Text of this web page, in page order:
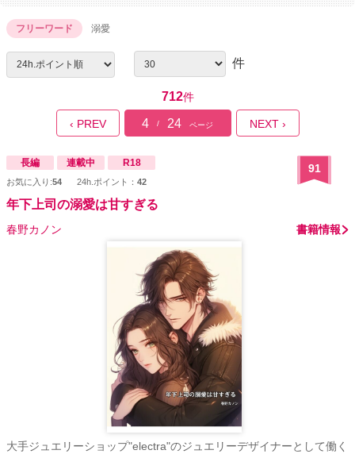
フリーワード 溺愛
件
712件
‹ PREV 4 / 24 ページ NEXT ›
長編 連載中 R18
お気に入り:54 24h.ポイント： 42
91
年下上司の溺愛は甘すぎる
春野カノン 書籍情報
大手ジュエリーショップ"electra"のジュエリーデザイナーとして働く